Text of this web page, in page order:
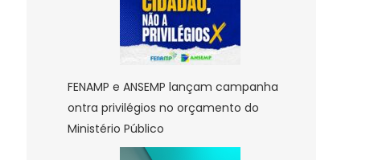
FENAMP e ANSEMP lançam campanha
ontra privilégios no orçamento do
Ministério Público